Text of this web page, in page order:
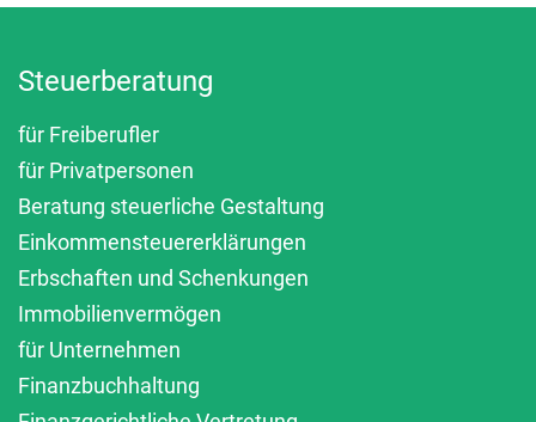
Steuerberatung
für Freiberufler
für Privatpersonen
Beratung steuerliche Gestaltung
Einkommensteuererklärungen
Erbschaften und Schenkungen
Immobilienvermögen
für Unternehmen
Finanzbuchhaltung